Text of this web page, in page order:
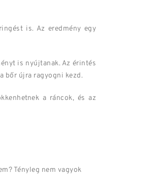
is. Az eredmény egy
is nyújtanak. Az érintés
bőr újra ragyogni kezd.
a ráncok, és az
Tényleg nem vagyok